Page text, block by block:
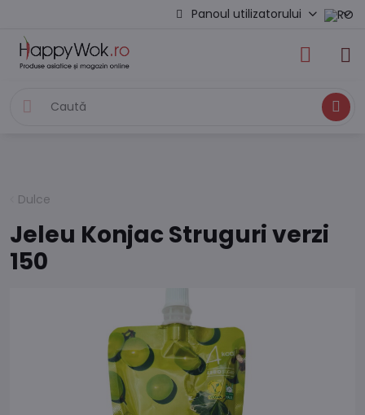
Panoul utilizatorului
Caută
Dulce
Jeleu Konjac Struguri verzi
150